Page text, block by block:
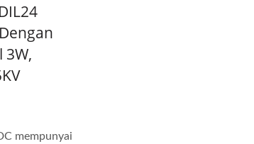
3W,
mempunyai